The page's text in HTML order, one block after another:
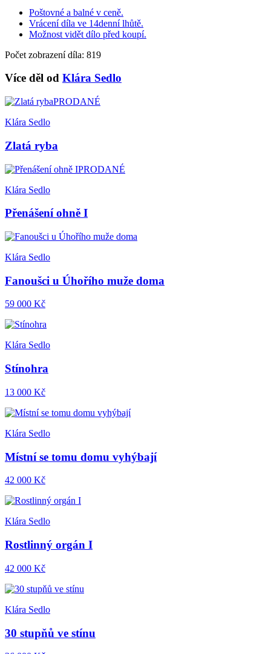
Poštovné a balné v ceně.
Vrácení díla ve 14denní lhůtě.
Možnost vidět dílo před koupí.
Počet zobrazení díla: 819
Více děl od Klára Sedlo
PRODANÉ
Klára Sedlo
Zlatá ryba
PRODANÉ
Klára Sedlo
Přenášení ohně I
Klára Sedlo
Fanoušci u Úhořího muže doma
59 000 Kč
Klára Sedlo
Stínohra
13 000 Kč
Klára Sedlo
Místní se tomu domu vyhýbají
42 000 Kč
Klára Sedlo
Rostlinný orgán I
42 000 Kč
Klára Sedlo
30 stupňů ve stínu